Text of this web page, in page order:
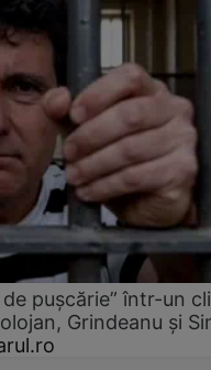
pușcărie” într-un
Grindeanu și